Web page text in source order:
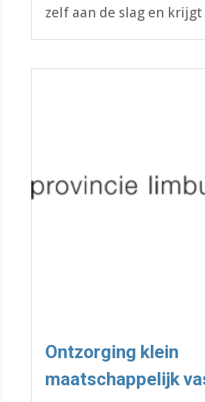
zelf aan de slag en krijgt
mooie vergoeding op de
materialen.
Ontzorging klein
maatschappelijk